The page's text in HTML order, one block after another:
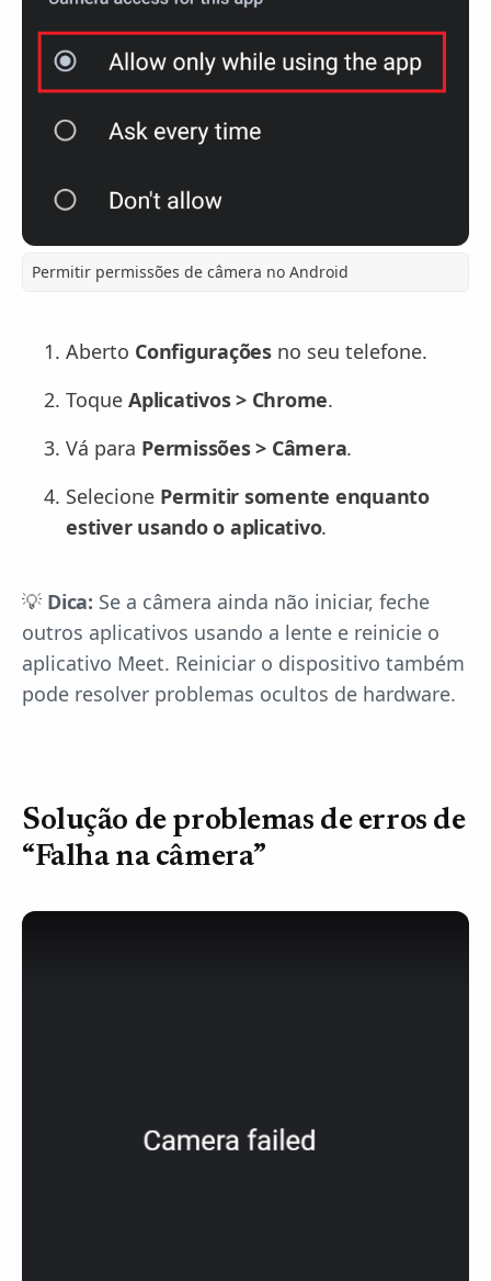
Permitir permissões de câmera no Android
Aberto Configuraçõesno seu telefone.
Toque Aplicativos > Chrome.
Vá para Permissões > Câmera.
Selecione Permitir somente enquanto
estiver usando o aplicativo.
💡 Dica: Se a câmera ainda não iniciar, feche
outros aplicativos usando a lente e reinicie o
aplicativo Meet. Reiniciar o dispositivo também
pode resolver problemas ocultos de hardware.
Solução de problemas de erros de
“Falha na câmera”